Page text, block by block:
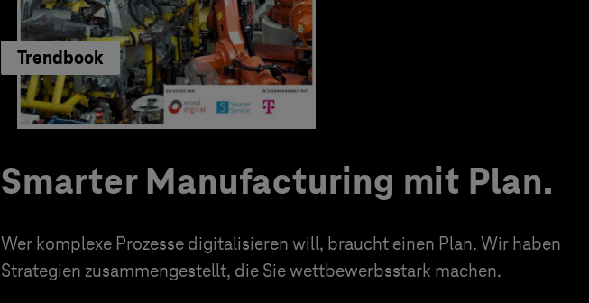
Trendbook
Smarter Manufacturing mit Plan.
Wer komplexe Prozesse digitalisieren will, braucht einen Plan. Wir haben
Strategien zusammengestellt, die Sie wettbewerbsstark machen.